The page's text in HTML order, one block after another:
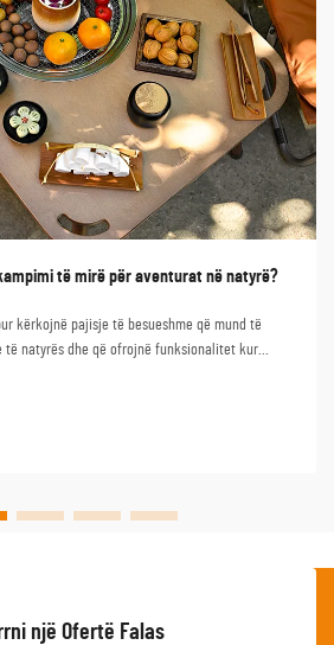
të mirë për aventurat në natyrë?
kërkojnë pajisje të besueshme që mund të
të natyrës dhe që ofrojnë funksionalitet kur
një Ofertë Falas